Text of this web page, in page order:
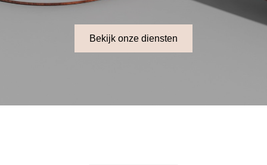
Bekijk onze diensten